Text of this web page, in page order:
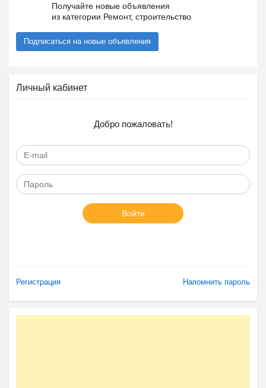
Получайте новые объявления
из категории Ремонт, строительство
Подписаться на новые объявления
Личный кабинет
Добро пожаловать!
Войти
Регистрация Напомнить пароль